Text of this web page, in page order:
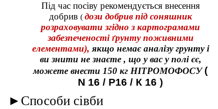
Під час посіву рекомендується внесення
добрив ( дози добрив під соняшник
розраховувати згідно з картограмами
забезпеченості ґрунту поживними
елементами),якщо немає аналізу грунту і
ви знити не знаєте , що у вас у полі єє,
можете внести 150 кг НІТРОМОФОСУ(
N 16 / P16 / К 16)
► Способи сівби